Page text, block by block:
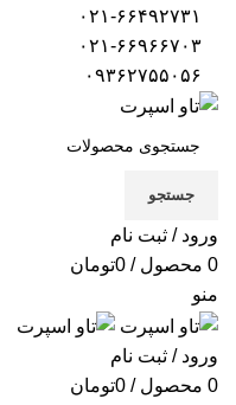
جستجو
ورود / ثبت نام
0 محصول / تومان0
منو
ورود / ثبت نام
0 محصول / تومان0